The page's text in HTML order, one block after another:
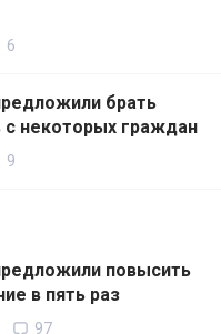
6
брать
некоторых граждан
9
повысить
в пять раз
97